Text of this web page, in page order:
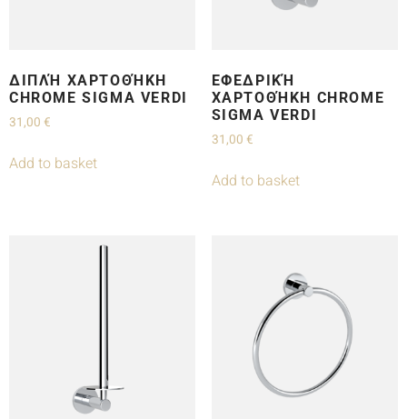
ΔΙΠΛΉ ΧΑΡΤΟΘΉΚΗ
CHROME SIGMA VERDI
31,00 €
Add to basket
ΕΦΕΔΡΙΚΉ
ΧΑΡΤΟΘΉΚΗ CHROME
SIGMA VERDI
31,00 €
Add to basket